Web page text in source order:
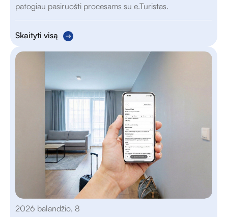
patogiau pasiruošti procesams su e.Turistas.
Skaityti visą
2026 balandžio, 8